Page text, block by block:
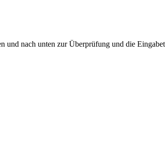
und nach unten zur Überprüfung und die